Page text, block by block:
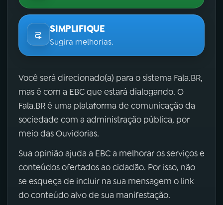
SIMPLIFIQUE
Sugira melhorias.
Você será direcionado(a) para o sistema Fala.BR,
mas é com a EBC que estará dialogando. O
Fala.BR é uma plataforma de comunicação da
sociedade com a administração pública, por
meio das Ouvidorias.
Sua opinião ajuda a EBC a melhorar os serviços e
conteúdos ofertados ao cidadão. Por isso, não
se esqueça de incluir na sua mensagem o link
do conteúdo alvo de sua manifestação.